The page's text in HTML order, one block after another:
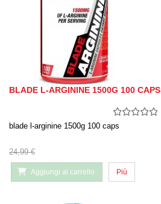
BLADE L-ARGININE 1500G 100 CAPS
blade l-arginine 1500g 100 caps
24,99 €
Aggiungi al carrello Più